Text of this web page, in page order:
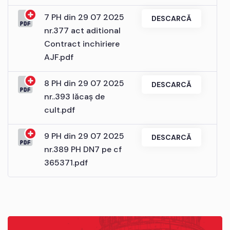
7 PH din 29 07 2025
nr.377 act aditional
Contract inchiriere
AJF.pdf
DESCARCĂ
8 PH din 29 07 2025
nr..393 lăcaș de
cult.pdf
DESCARCĂ
9 PH din 29 07 2025
nr.389 PH DN7 pe cf
365371.pdf
DESCARCĂ